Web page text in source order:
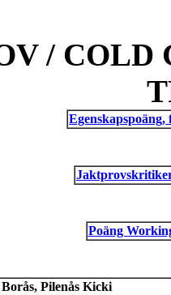
/ COLD
Poäng
Pilenås Kicki